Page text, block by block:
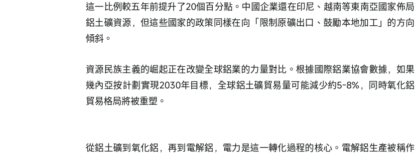
這一比例較五年前提升了20個百分點。中國企業還在印尼、越南等東南亞國家佈局
鋁土礦資源，但這些國家的政策同樣在向「限制原礦出口、鼓勵本地加工」的方向
傾斜。
資源民族主義的崛起正在改變全球鋁業的力量對比。根據國際鋁業協會數據，如果
幾內亞按計劃實現2030年目標，全球鋁土礦貿易量可能減少約5-8%，同時氧化鋁
貿易格局將被重塑。
從鋁土礦到氧化鋁，再到電解鋁，電力是這一轉化過程的核心。電解鋁生產被稱作